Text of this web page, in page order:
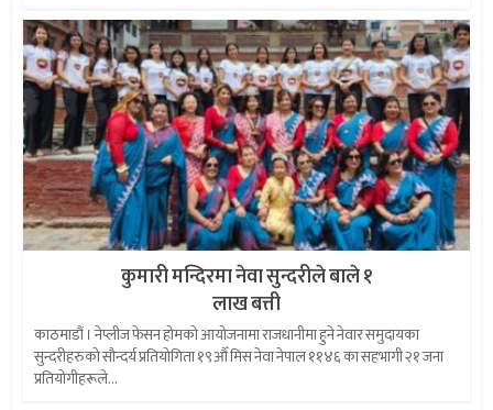
कुमारी मन्दिरमा नेवा सुन्दरीले बाले १
लाख बत्ती
काठमाडौं । नेप्लीज फेसन होमको आयोजनामा राजधानीमा हुने नेवार समुदायका
सुन्दरीहरुको सौन्दर्य प्रतियोगिता १९औँ मिस नेवा नेपाल ११४६ का सहभागी २१ जना
प्रतियोगीहरूले...